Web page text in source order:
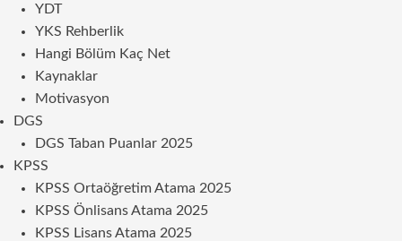
YDT
YKS Rehberlik
Hangi Bölüm Kaç Net
Kaynaklar
Motivasyon
DGS
DGS Taban Puanlar 2025
KPSS
KPSS Ortaöğretim Atama 2025
KPSS Önlisans Atama 2025
KPSS Lisans Atama 2025